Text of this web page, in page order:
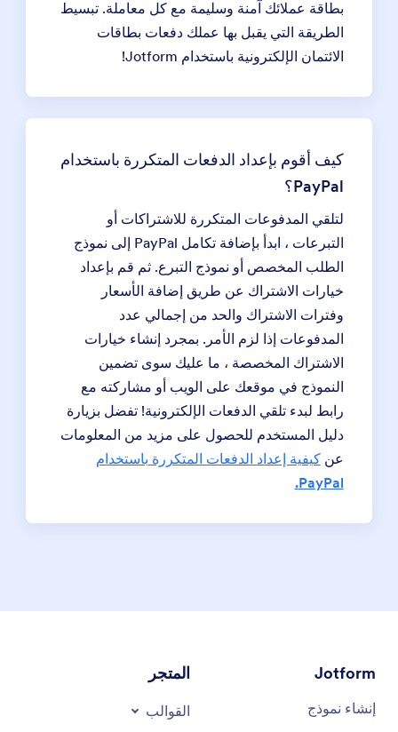
بطاقة عملائك آمنة وسليمة مع كل معاملة. تبسيط
الطريقة التي يقبل بها عملك دفعات بطاقات
الائتمان الإلكترونية باستخدام Jotform!
كيف أقوم بإعداد الدفعات المتكررة باستخدام
PayPal؟
لتلقي المدفوعات المتكررة للاشتراكات أو
التبرعات ، ابدأ بإضافة تكامل PayPal إلى نموذج
الطلب المخصص أو نموذج التبرع. ثم قم بإعداد
خيارات الاشتراك عن طريق إضافة الأسعار
وفترات الاشتراك والحد من إجمالي عدد
المدفوعات إذا لزم الأمر. بمجرد إنشاء خيارات
الاشتراك المخصصة ، ما عليك سوى تضمين
النموذج في موقعك على الويب أو مشاركته مع
رابط لبدء تلقي الدفعات الإلكترونية! تفضل بزيارة
دليل المستخدم للحصول على مزيد من المعلومات
عنكيفية إعداد الدفعات المتكررة باستخدام
PayPal.
Jotform
إنشاء نموذج
المتجر
القوالب